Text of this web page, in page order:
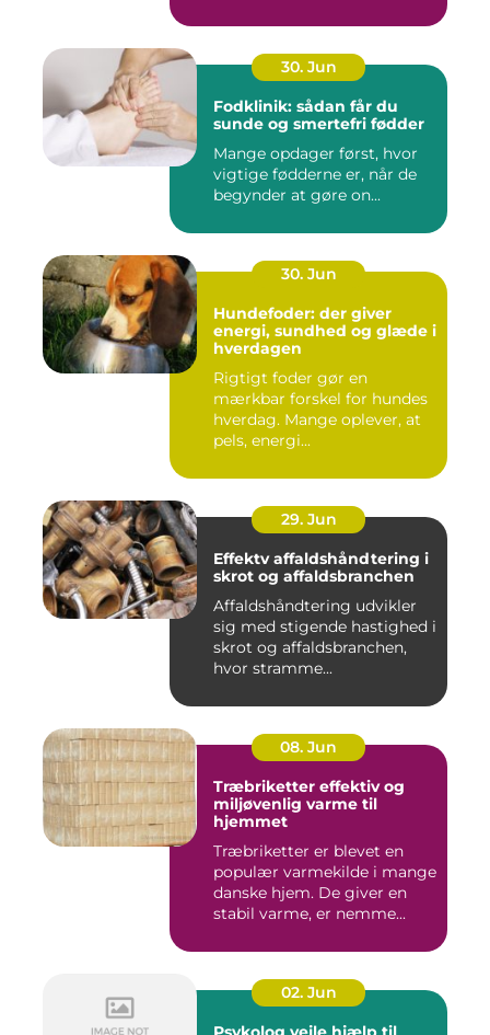
30. Jun
Fodklinik: sådan får du
sunde og smertefri fødder
Mange opdager først, hvor
vigtige fødderne er, når de
begynder at gøre on...
30. Jun
Hundefoder: der giver
energi, sundhed og glæde i
hverdagen
Rigtigt foder gør en
mærkbar forskel for hundes
hverdag. Mange oplever, at
pels, energi...
29. Jun
Effektv affaldshåndtering i
skrot og affaldsbranchen
Affaldshåndtering udvikler
sig med stigende hastighed i
skrot og affaldsbranchen,
hvor stramme...
08. Jun
Træbriketter effektiv og
miljøvenlig varme til
hjemmet
Træbriketter er blevet en
populær varmekilde i mange
danske hjem. De giver en
stabil varme, er nemme...
02. Jun